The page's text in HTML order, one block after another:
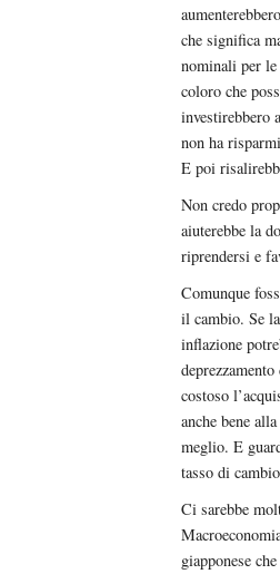
che significa
nominali per
coloro che
investirebbero
non ha
E poi
Non credo
aiuterebbe la
riprendersi e
Comunque
il cambio. Se
inflazione
costoso
anche bene
meglio. E
tasso di
Ci sarebbe
giapponese